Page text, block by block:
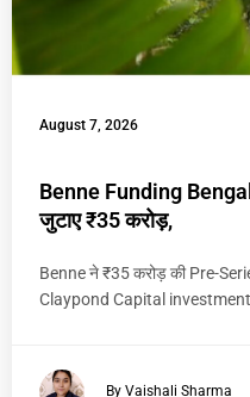
August 7, 2026
Benne Funding
जुटाए ₹35 करोड़,
Benne ने ₹35 करोड़ की Pre-
Claypond Capital
By Vaishali Sharma